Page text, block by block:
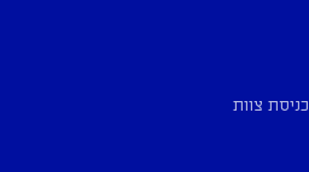
כניסת צוות